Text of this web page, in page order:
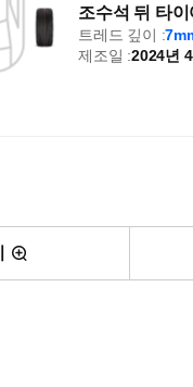
조수석 뒤 타이
트레드 깊이 :
제조일 :2024년